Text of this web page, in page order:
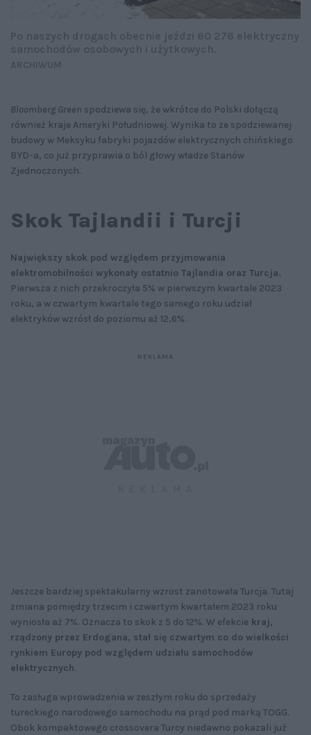
Bloomberg Green spodziewa się, że wkrótce do Polski dołączą
również kraje Ameryki Południowej. Wynika to ze spodziewanej
budowy w Meksyku fabryki pojazdów elektrycznych chińskiego
BYD-a, co już przyprawia o ból głowy władze Stanów
Zjednoczonych.
Skok Tajlandii i Turcji
Największy skok pod względem przyjmowania
elektromobilności wykonały ostatnio Tajlandia oraz Turcja.
Pierwsza z nich przekroczyła 5% w pierwszym kwartale 2023
roku, a w czwartym kwartale tego samego roku udział
elektryków wzrósł do poziomu aż 12,6%.
Jeszcze bardziej spektakularny wzrost zanotowała Turcja. Tutaj
zmiana pomiędzy trzecim i czwartym kwartałem 2023 roku
wyniosła aż 7%. Oznacza to skok z 5 do 12%. W efekcie kraj,
rządzony przez Erdogana, stał się czwartym co do wielkości
rynkiem Europy pod względem udziału samochodów
elektrycznych.
To zasługa wprowadzenia w zeszłym roku do sprzedaży
tureckiego narodowego samochodu na prąd pod marką TOGG.
Obok kompaktowego crossovera Turcy niedawno pokazali już